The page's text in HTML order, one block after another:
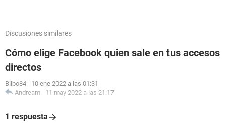
Discusiones similares
Cómo elige Facebook quien sale en tus accesos
directos
Bilbo84 - 10 ene 2022 a las 01:31
Andream - 11 may 2022 a las 21:17
1 respuesta